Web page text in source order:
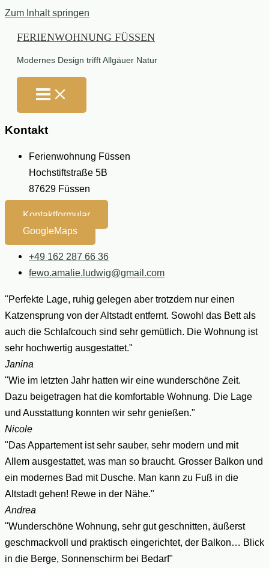
Zum Inhalt springen
FERIENWOHNUNG FÜSSEN
Modernes Design trifft Allgäuer Natur
Kontakt
Ferienwohnung Füssen
Hochstiftstraße 5B
87629 Füssen
Kontaktformular
GoogleMaps
+49 162 287 66 36
fewo.amalie.ludwig@gmail.com
"Perfekte Lage, ruhig gelegen aber trotzdem nur einen
Katzensprung von der Altstadt entfernt. Sowohl das Bett als
auch die Schlafcouch sind sehr gemütlich. Die Wohnung ist
sehr hochwertig ausgestattet."
Janina
"Wie im letzten Jahr hatten wir eine wunderschöne Zeit.
Dazu beigetragen hat die komfortable Wohnung. Die Lage
und Ausstattung konnten wir sehr genießen."
Nicole
"Das Appartement ist sehr sauber, sehr modern und mit
Allem ausgestattet, was man so braucht. Grosser Balkon und
ein modernes Bad mit Dusche. Man kann zu Fuß in die
Altstadt gehen! Rewe in der Nähe."
Andrea
"Wunderschöne Wohnung, sehr gut geschnitten, äußerst
geschmackvoll und praktisch eingerichtet, der Balkon… Blick
in die Berge, Sonnenschirm bei Bedarf"